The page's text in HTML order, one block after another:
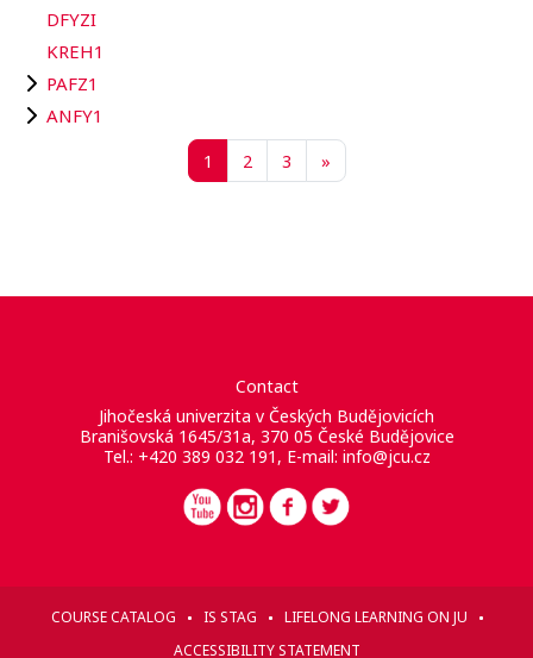
DFYZI
KREH1
PAFZ1
ANFY1
1 Page 1
2Page 2
3Page 3
»Page suivante
Contact
Jihočeská univerzita v Českých Budějovicích
Branišovská 1645/31a, 370 05 České Budějovice
Tel.: +420 389 032 191, E-mail: info@jcu.cz
COURSE CATALOG IS STAG
LIFELONG LEARNING ON JU
ACCESSIBILITY STATEMENT